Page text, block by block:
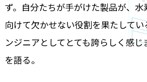
ず。自分たちが手がけた製品が、水
向けて欠かせない役割を果たして
ンジニアとしてとても誇らしく感
を語る。